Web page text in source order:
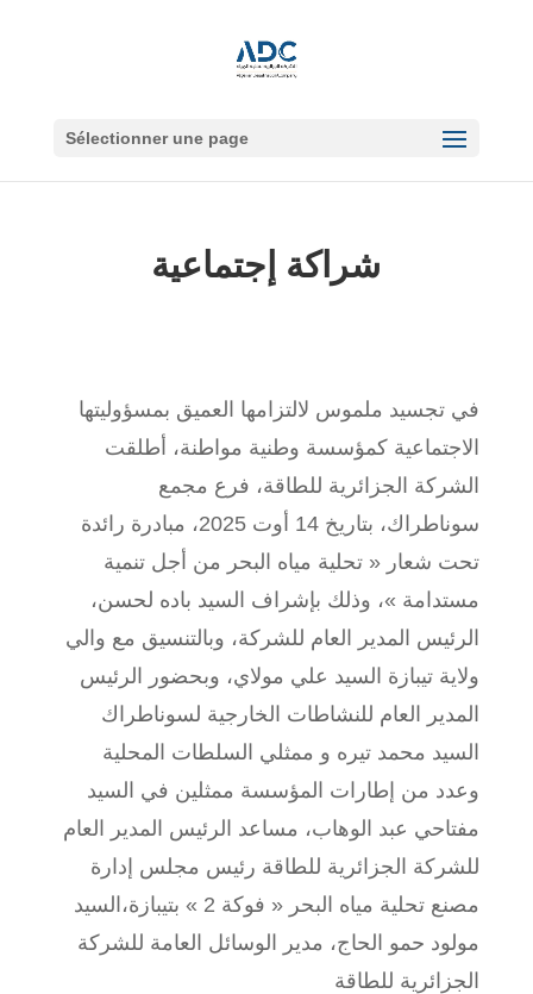
Sélectionner une page
شراكة إجتماعية
في تجسيد ملموس لالتزامها العميق بمسؤوليتها
الاجتماعية كمؤسسة وطنية مواطنة، أطلقت
الشركة الجزائرية للطاقة، فرع مجمع
سوناطراك، بتاريخ 14 أوت 2025، مبادرة رائدة
تحت شعار « تحلية مياه البحر من أجل تنمية
مستدامة »، وذلك بإشراف السيد باده لحسن،
الرئيس المدير العام للشركة، وبالتنسيق مع والي
ولاية تيبازة السيد علي مولاي، وبحضور الرئيس
المدير العام للنشاطات الخارجية لسوناطراك
السيد محمد تيره و ممثلي السلطات المحلية
وعدد من إطارات المؤسسة ممثلين في السيد
مفتاحي عبد الوهاب، مساعد الرئيس المدير العام
للشركة الجزائرية للطاقة رئيس مجلس إدارة
مصنع تحلية مياه البحر « فوكة 2 » بتيبازة،السيد
مولود حمو الحاج، مدير الوسائل العامة للشركة
الجزائرية للطاقة